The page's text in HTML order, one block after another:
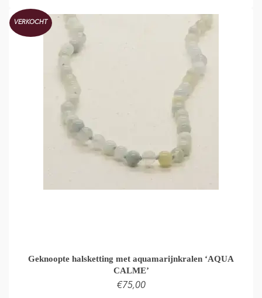
VERKOCHT
Geknoopte halsketting met aquamarijnkralen ‘AQUA
CALME’
€75,00